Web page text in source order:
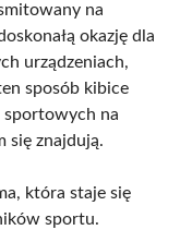
na
okazję dla
urządzeniach,
sposób kibice
sportowych na
się znajdują.
która staje się
sportu.